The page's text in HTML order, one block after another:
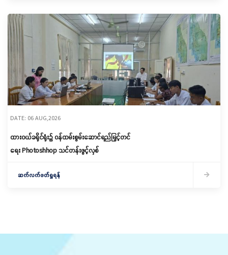
DATE: 06 AUG,2026
ထားဝယ်ခရိုင်ရုံး၌ ဝန်ထမ်းစွမ်းဆောင်ရည်မြှင့်တင်
ရေး Photoshhop သင်တန်းဖွင့်လှစ်
ဆက်လက်ဖတ်ရှုရန်